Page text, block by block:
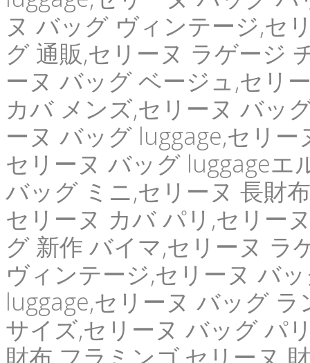
ヌ バッグ ヴィンテージ,セ
グ 通販,セリーヌ ラゲージ
ーヌ バッグ ベージュ,セリ
カバ メンズ,セリーヌ バッ
ーヌ バッグ luggage,セリー
セリーヌ バッグ luggageエ
バッグ ミニ,セリーヌ 長財
セリーヌ カバ パリ,セリー
グ 新作 バイマ,セリーヌ ラ
ヴィンテージ,セリーヌ バ
luggage,セリーヌ バッグ
サイズ,セリーヌ バッグ パ
財布 フラミンゴ,セリーヌ